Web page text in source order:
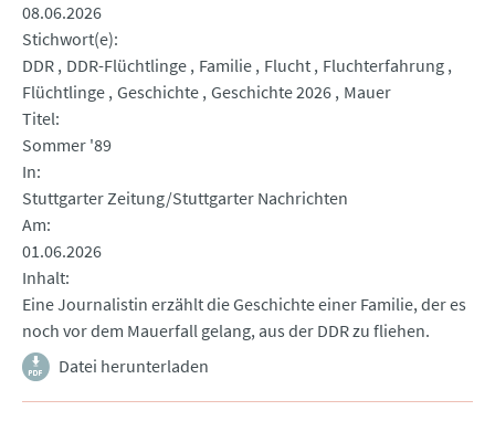
08.06.2026
Stichwort(e)
DDR DDR-Flüchtlinge Familie Flucht Fluchterfahrung
Flüchtlinge Geschichte Geschichte 2026 Mauer
Titel
Sommer '89
In
Stuttgarter Zeitung/Stuttgarter Nachrichten
Am
01.06.2026
Inhalt
Eine Journalistin erzählt die Geschichte einer Familie, der es
noch vor dem Mauerfall gelang, aus der DDR zu fliehen.
Datei herunterladen